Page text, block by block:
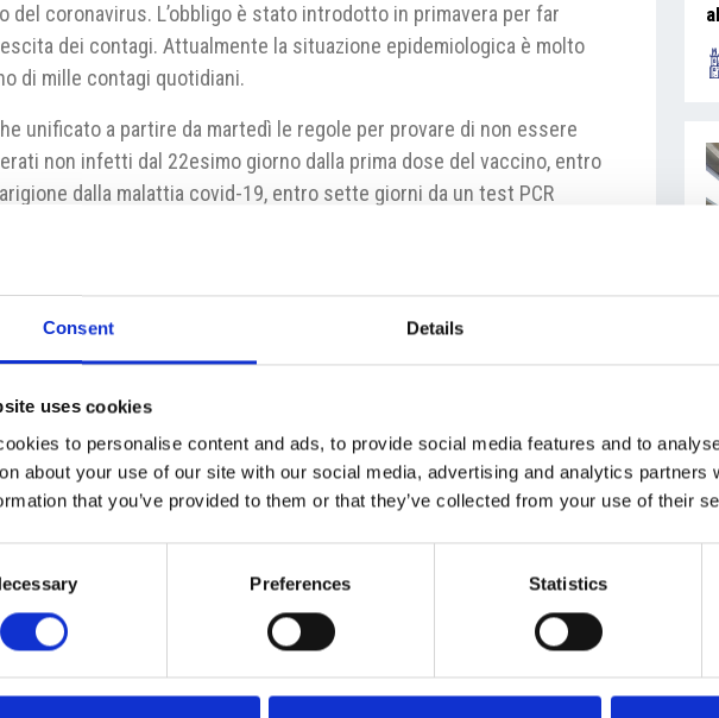
Consent Details
uses cookies
to personalise content and ads, to provide social media features and to
about your use of our site with our social media, advertising and analytics partners
that you’ve provided to them or that they’ve collected from your use of their
Preferences Statistics
del coronavirus. L’obbligo è stato introdotto in primavera per far
dei contagi. Attualmente la situazione epidemiologica è molto
di mille contagi quotidiani.
unificato a partire da martedì le regole per provare di non essere
non infetti dal 22esimo giorno dalla prima dose del vaccino, entro
dalla malattia covid-19, entro sette giorni da un test PCR
giorni da un test antigenico negativo. Per l’accesso ai servizi o eventi
il test fatto in ambito lavorativo e l’autocertificazione.